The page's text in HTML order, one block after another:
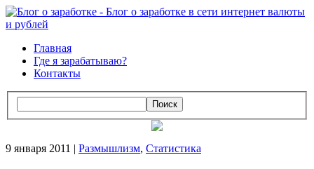
Главная
Где я зарабатываю?
Контакты
Поиск
9 января 2011 | Размышлизм, Статистика